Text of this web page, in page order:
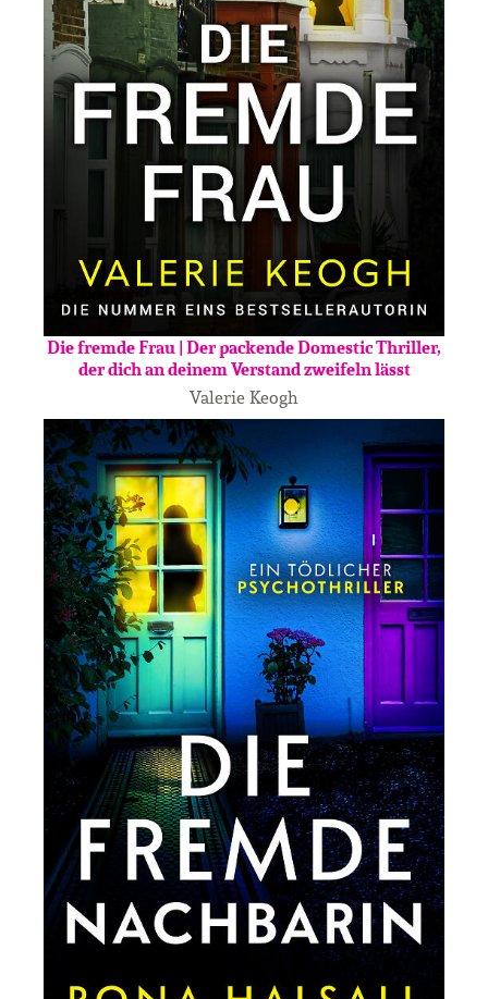
Die fremde Frau | Der packende Domestic Thriller,
der dich an deinem Verstand zweifeln lässt
Valerie Keogh